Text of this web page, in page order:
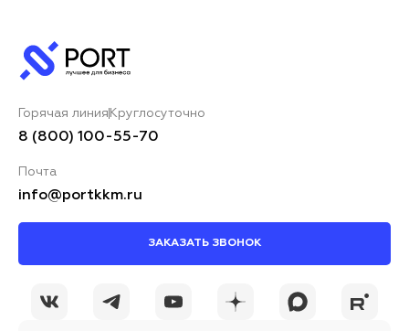
Горячая линия Круглосуточно
8 (800) 100-55-70
Почта
info@portkkm.ru
ЗАКАЗАТЬ ЗВОНОК